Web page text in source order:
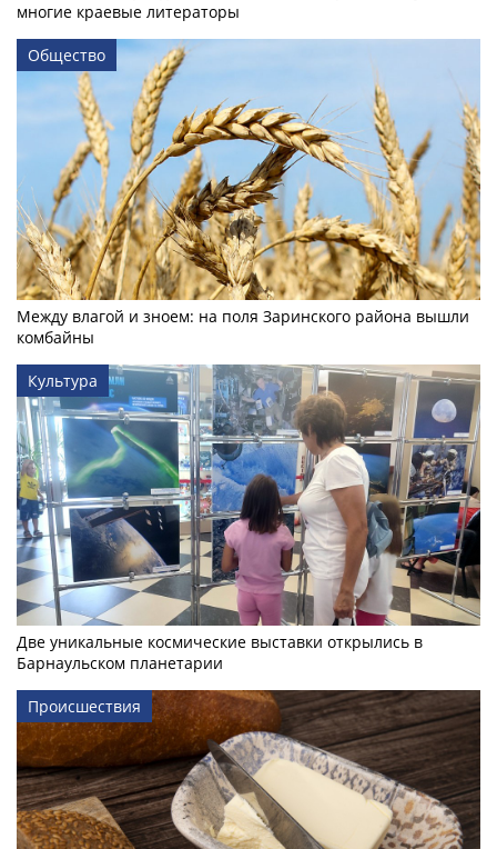
многие краевые литераторы
Общество
Между влагой и зноем: на поля Заринского района вышли
комбайны
Культура
Две уникальные космические выставки открылись в
Барнаульском планетарии
Происшествия